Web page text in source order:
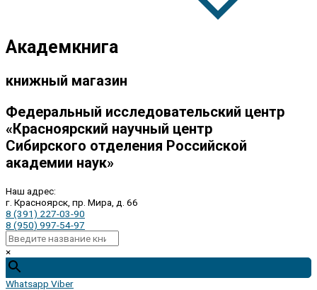
Академкнига
книжный магазин
Федеральный исследовательский центр
«Красноярский научный центр
Сибирского отделения Российской
академии наук»
Наш адрес:
г. Красноярск, пр. Мира, д. 66
8 (391) 227-03-90
8 (950) 997-54-97
×
Whatsapp Viber